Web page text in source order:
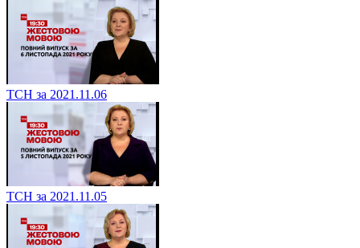
ТСН за 2021.11.06
ТСН за 2021.11.05